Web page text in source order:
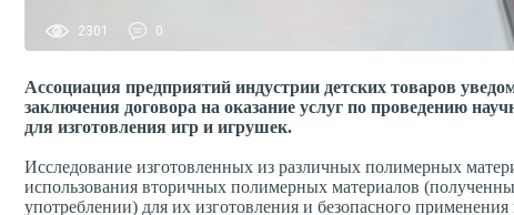
2301 0
Ассоциация предприятий индустрии детских товаров
заключения договора на оказание услуг по проведению
для изготовления игр и игрушек.
Исследование изготовленных из различных полимерных
использования вторичных полимерных материалов
употреблении) для их изготовления и безопасного